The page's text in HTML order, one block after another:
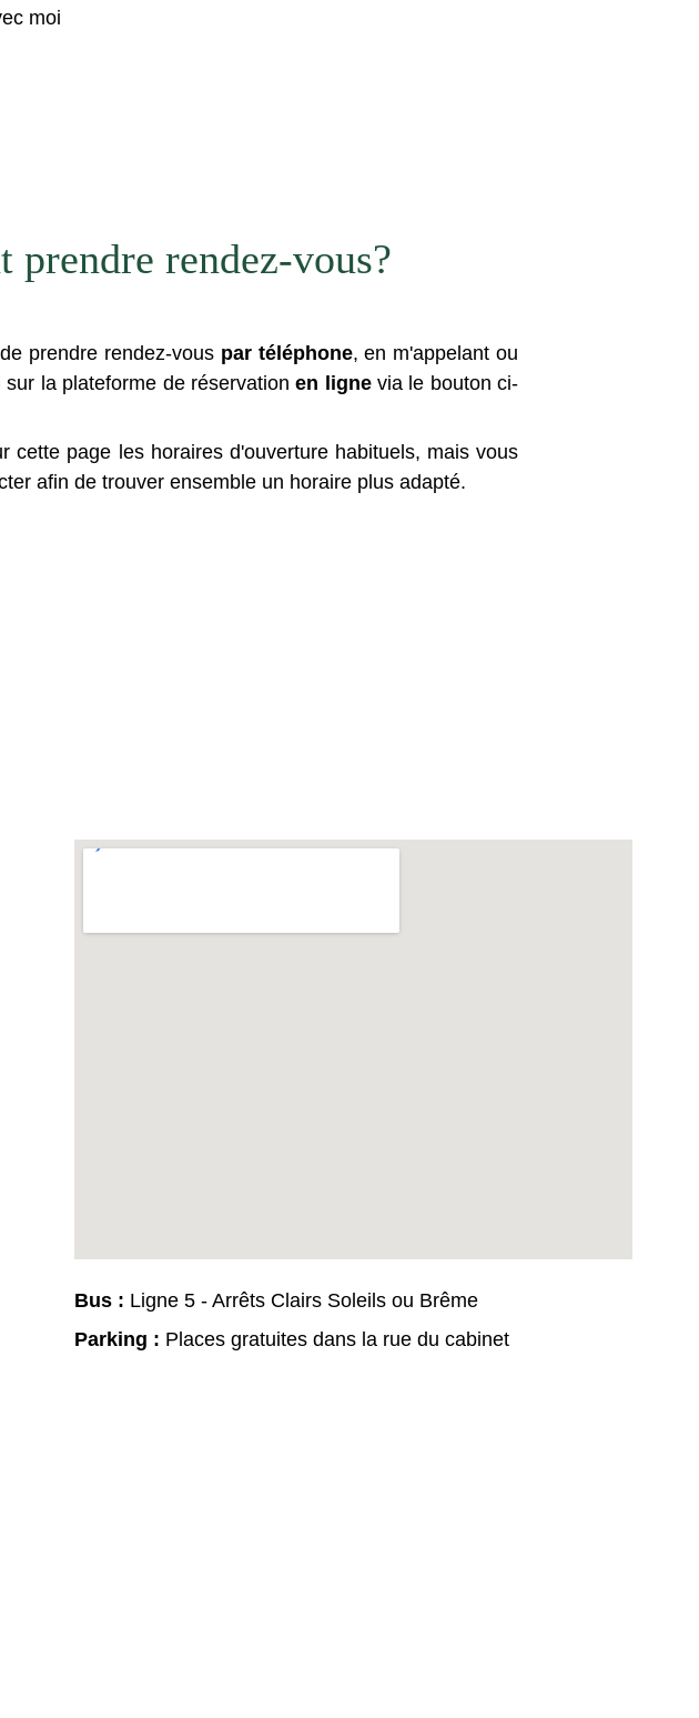
moi
prendre rendez-vous?
prendre rendez-vous par téléphone, en m'appelant ou
sur la plateforme de réservationen lignevia le bouton ci-
cette page les horaires d'ouverture habituels, mais vous
afin de trouver ensemble un horaire plus adapté.
Bus : Ligne 5 - Arrêts Clairs Soleils ou Brême
Parking : Places gratuites dans la rue du cabinet